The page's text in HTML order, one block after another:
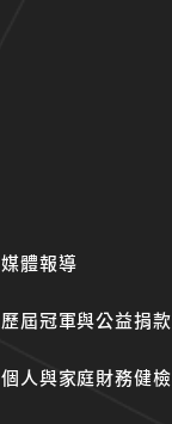
媒體報導
歷屆冠軍與公益捐款
個人與家庭財務健檢